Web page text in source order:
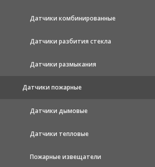
Датчики комбинированные
Датчики разбития стекла
Датчики размыкания
Датчики пожарные
Датчики дымовые
Датчики тепловые
Пожарные извещатели